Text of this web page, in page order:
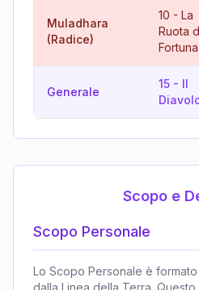
Muladhara
(Radice)
10 - La
Ruota
Fortuna
Generale
15 - Il
Scopo e
Scopo Personale
Lo Scopo Personale è
dalla Linea della Terra.